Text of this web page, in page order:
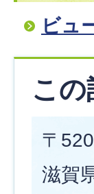
ビュ
こ
〒
滋賀